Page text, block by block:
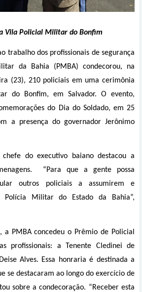
Vila Policial Militar do Bonfim
trabalho dos profissionais de segurança
da Bahia (PMBA) condecorou, na
(23), 210 policiais em uma cerimônia
do Bonfim, em Salvador. O evento,
do Dia do Soldado, em 25
a presença do governador Jerônimo
do executivo baiano destacou a
“Para que a gente possa
outros policiais a assumirem e
Polícia Militar do Estado da Bahia”,
a PMBA concedeu o Prêmio de Policial
profissionais: a Tenente Cledinei de
Alves. Essa honraria é destinada a
se destacaram ao longo do exercício de
sobre a condecoração. “Receber esta